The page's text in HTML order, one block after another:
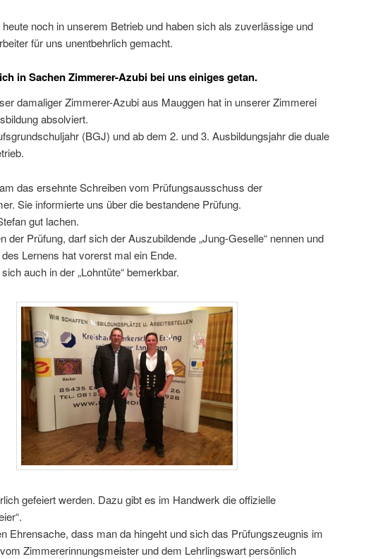
noch in unserem Betrieb und haben sich als zuverlässige und
für uns unentbehrlich gemacht.
in Sachen Zimmerer-Azubi bei uns einiges getan.
damaliger Zimmerer-Azubi aus Mauggen hat in unserer Zimmerei
absolviert.
(BGJ) und ab dem 2. und 3. Ausbildungsjahr die duale
das ersehnte Schreiben vom Prüfungsausschuss der
Sie informierte uns über die bestandene Prüfung.
gut lachen.
der Prüfung, darf sich der Auszubildende „Jung-Geselle“ nennen und
Lernens hat vorerst mal ein Ende.
auch in der „Lohntüte“ bemerkbar.
gefeiert werden. Dazu gibt es im Handwerk die offizielle
Ehrensache, dass man da hingeht und sich das Prüfungszeugnis im
Zimmererinnungsmeister und dem Lehrlingswart persönlich